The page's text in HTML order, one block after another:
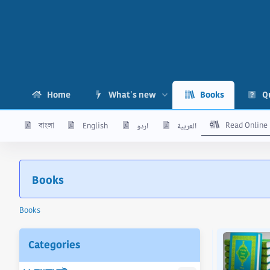
Home What's new Books
বাংলা English اردو العربية Read Online
Books
Books
Categories
'মুওয়াত্তা মালিক ১ম খন্ড - PDF'
গ্রন্থটি অনুসরণ করা হয়েছে মিসরের “দারু ইবনুল জাওযী",
সফা" ও "দারুল হাদীস ” লাইব্রেরী থেকে প্রকাশিত হাদীস